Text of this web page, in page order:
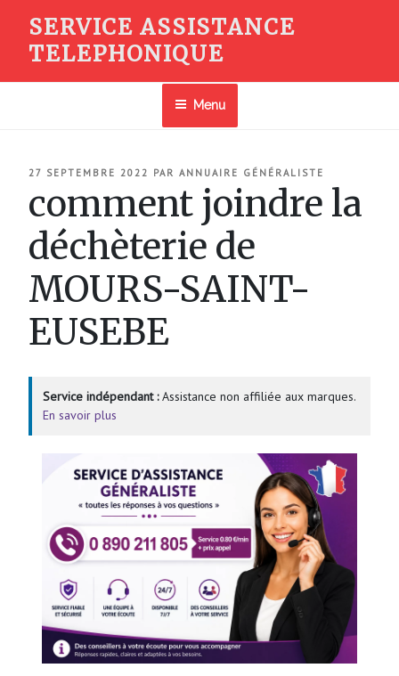
contenu
SERVICE ASSISTANCE
TELEPHONIQUE
Menu
PUBLIÉ
27 SEPTEMBRE 2022 PAR ANNUAIRE GÉNÉRALISTE
comment joindre la
déchèterie de
MOURS-SAINT-
EUSEBE
Service indépendant :Assistance non affiliée aux marques.
En savoir plus